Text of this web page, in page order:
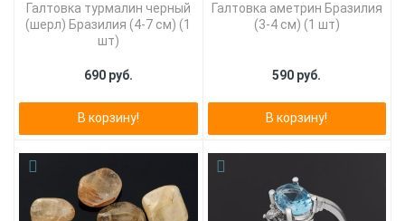
Галтовка турмалин черный
(шерл) Бразилия (4-7 см) (1
шт)
690 руб.
В корзину!
Галтовка аметрин Бразилия
(3-4 см) (1 шт)
590 руб.
В корзину!